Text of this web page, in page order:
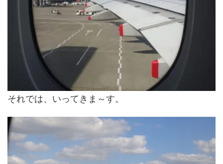
それでは、いってきま～す。